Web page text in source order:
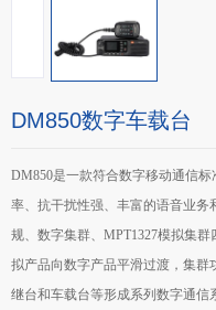
DM850数字车载台
DM850是一款符合数字移动通信
率、抗干扰性强、丰富的语音业务
规、数字集群、MPT1327模拟集
拟产品向数字产品平滑过渡，集群
继台和车载台等形成系列数字通信